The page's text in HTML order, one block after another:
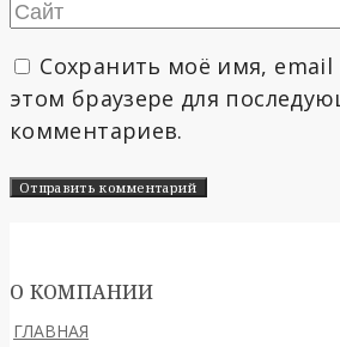
Сохранить моё имя, email
этом браузере для
комментариев.
О КОМПАНИИ
ГЛАВНАЯ